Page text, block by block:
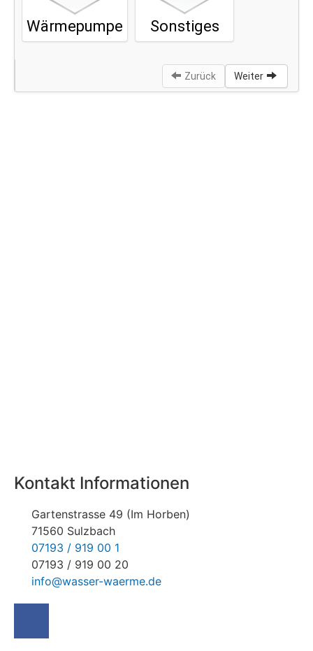
Kontakt Informationen
Gartenstrasse 49 (Im Horben)
71560 Sulzbach
07193 / 919 00 1
07193 / 919 00 20
info@wasser-waerme.de